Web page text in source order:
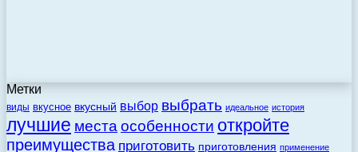
Метки
виды вкусное вкусный выбор выбрать идеальное история
лучшие места особенности откройте
преимущества приготовить приготовления применение